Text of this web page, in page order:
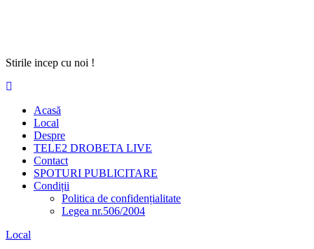
Stirile incep cu noi !
Acasă
Local
Despre
TELE2 DROBETA LIVE
Contact
SPOTURI PUBLICITARE
Condiții
Politica de confidențialitate
Legea nr.506/2004
Local